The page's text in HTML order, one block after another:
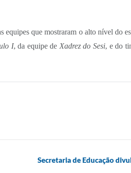
equipes que mostraram o alto nível do
I, da equipe de Xadrez do Sesi, e do
Secretaria de Educação